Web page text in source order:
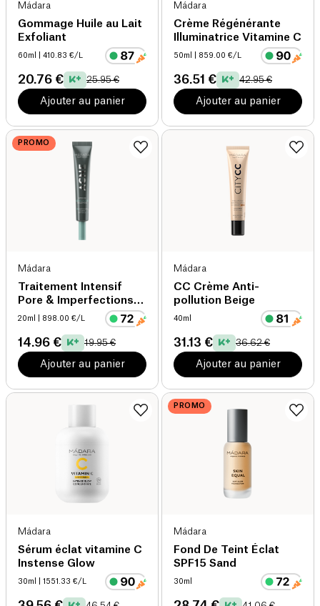
Mádara
Gommage Huile au Lait
Exfoliant
60ml | 410.83 €/L
20.76 € 25.95 €
Ajouter au panier
Mádara
Crème Régénérante
Illuminatrice Vitamine C
50ml | 859.00 €/L
36.51 € 42.95 €
Ajouter au panier
PROMO
Mádara
Traitement Intensif
Pore & Imperfections
Acné
20ml | 898.00 €/L
14.96 € 19.95 €
Ajouter au panier
Mádara
CC Crème Anti-
pollution Beige
40ml
31.13 € 36.62 €
Ajouter au panier
Mádara
Sérum éclat vitamine C
Instense Glow
30ml | 1551.33 €/L
PROMO
Mádara
Fond De Teint Éclat
SPF15 Sand
30ml